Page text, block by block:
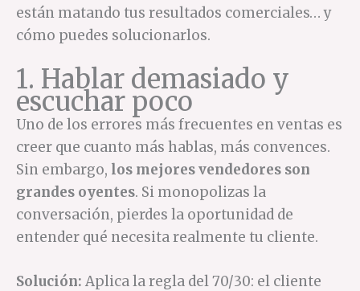
están matando tus resultados comerciales… y
cómo puedes solucionarlos.
1. Hablar demasiado y
escuchar poco
Uno de los errores más frecuentes en ventas es
creer que cuanto más hablas, más convences.
Sin embargo, los mejores vendedores son
grandes oyentes. Si monopolizas la
conversación, pierdes la oportunidad de
entender qué necesita realmente tu cliente.
Solución: Aplica la regla del 70/30: el cliente